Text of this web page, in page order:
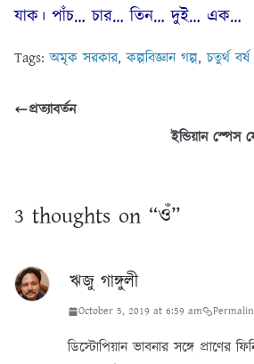
যাক। পাঁচ… চার… তিন… দুই… এক…
Tags:অমৃক সরকার,কল্পবিজ্ঞান গল্প,চতুর্থ
প্রত্যাবর্তন
ইন্ডিয়ান স্পেস
3 thoughts on “ওঁ”
ঋজু গাঙ্গুলী
October 5, 2019 at 6:59 am
ডিস্টোপিয়ান ভাবনার সঙ্গে প্রাণের